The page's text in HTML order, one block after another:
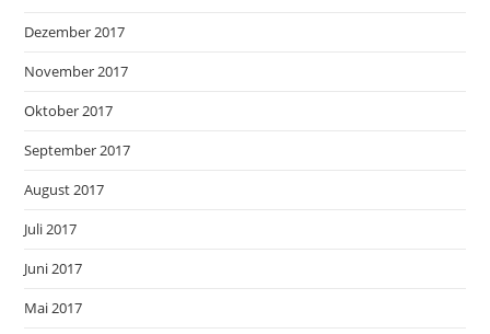
Dezember 2017
November 2017
Oktober 2017
September 2017
August 2017
Juli 2017
Juni 2017
Mai 2017